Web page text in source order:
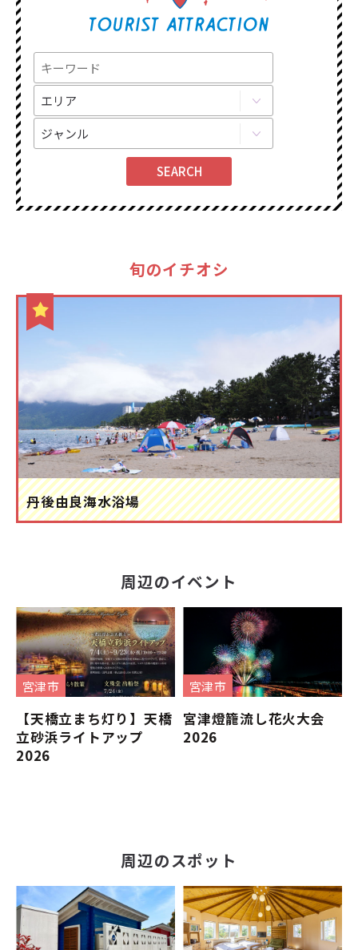
旬のイチオシ
丹後由良海水浴場
周辺のイベント
宮津市
【天橋立まち灯り】天橋
立砂浜ライトアップ
2026
宮津市
宮津燈籠流し花火大会
2026
周辺のスポット